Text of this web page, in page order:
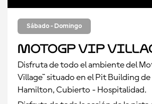
Sábado - Domingo
MotoGP VIP
Disfruta de todo el ambiente del
Village™ situado en el Pit Building de
Hamilton, Cubierto - Hospitalidad.